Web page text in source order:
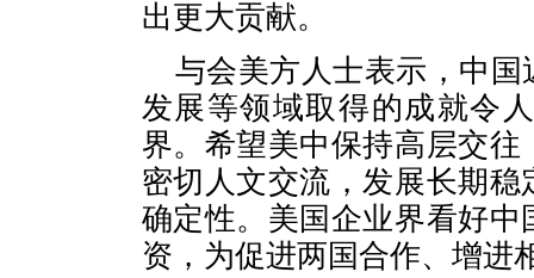
出更大贡献。
与会美方人士表示，中
发展等领域取得的成就令
界。希望美中保持高层交
密切人文交流，发展长期
确定性。美国企业界看好
资，为促进两国合作、增进